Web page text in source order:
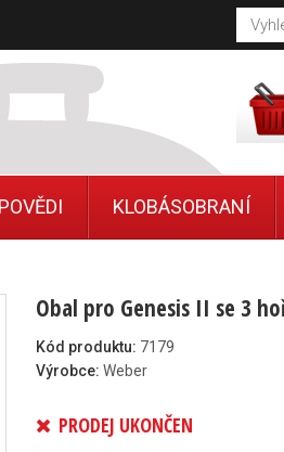
Obal pro Genesis II se 3
Kód produktu: 7179
Výrobce: Weber
PRODEJ UKONČEN
KLOBÁSOBRANÍ